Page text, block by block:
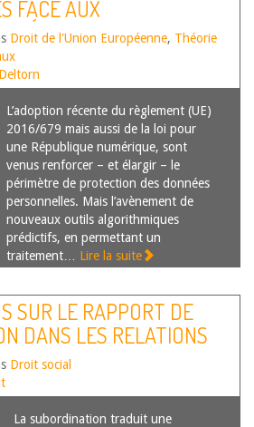
FACE AUX
Droit de l'Union Européenne, Théorie
L’adoption récente du règlement (UE)
2016/679 mais aussi de la loi pour
une République numérique, sont
venus renforcer – et élargir – le
périmètre de protection des données
personnelles. Mais l’avènement de
nouveaux outils algorithmiques
prédictifs, en permettant un
traitement… Lire la suite
SUR LE RAPPORT DE
DANS LES RELATIONS
DU MORALISME DE
POUR OSER,
GESTION !
Droit social
La subordination traduit une